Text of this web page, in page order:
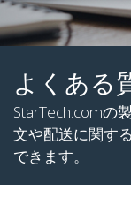
よくある
StarTech.comの
文や配送に関す
できます。